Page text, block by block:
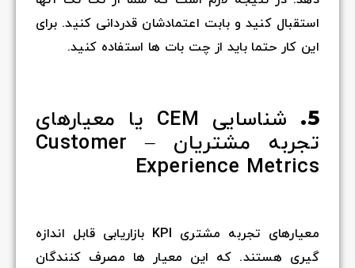
استقبال کنید و بابت اعتمادشان قدردانی کنید. برای
این کار حتما باید از چت بات ها استفاده کنید.
5.
شناسایی CEM یا معیارهای
تجربه مشتریان – Customer
Experience Metrics
معیارهای تجربه مشتری KPI بازاریابی قابل اندازه
گیری هستند. که این معیار ها مصرف کنندگان